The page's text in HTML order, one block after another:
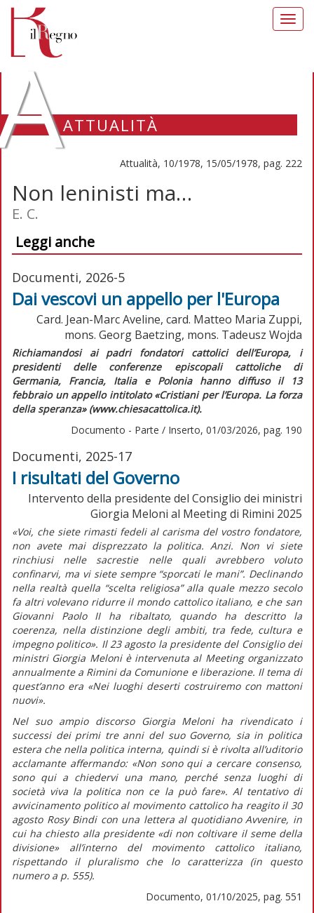
ATTUALITÀ
Attualità, 10/1978, 15/05/1978, pag. 222
Non leninisti ma…
E. C.
Leggi anche
Documenti, 2026-5
Dai vescovi un appello per l'Europa
Card. Jean-Marc Aveline, card. Matteo Maria Zuppi,
mons. Georg Baetzing, mons. Tadeusz Wojda
Richiamandosi ai padri fondatori cattolici dell’Europa, i
presidenti delle conferenze episcopali cattoliche di
Germania, Francia, Italia e Polonia hanno diffuso il 13
febbraio un appello intitolato «Cristiani per l’Europa. La forza
della speranza» (www.chiesacattolica.it).
Documento - Parte / Inserto, 01/03/2026, pag. 190
Documenti, 2025-17
I risultati del Governo
Intervento della presidente del Consiglio dei ministri
Giorgia Meloni al Meeting di Rimini 2025
«Voi, che siete rimasti fedeli al carisma del vostro fondatore,
non avete mai disprezzato la politica. Anzi. Non vi siete
rinchiusi nelle sacrestie nelle quali avrebbero voluto
confinarvi, ma vi siete sempre “sporcati le mani”. Declinando
nella realtà quella “scelta religiosa” alla quale mezzo secolo
fa altri volevano ridurre il mondo cattolico italiano, e che san
Giovanni Paolo II ha ribaltato, quando ha descritto la
coerenza, nella distinzione degli ambiti, tra fede, cultura e
impegno politico». Il 23 agosto la presidente del Consiglio dei
ministri Giorgia Meloni è intervenuta al Meeting organizzato
annualmente a Rimini da Comunione e liberazione. Il tema di
quest’anno era «Nei luoghi deserti costruiremo con mattoni
nuovi».
Nel suo ampio discorso Giorgia Meloni ha rivendicato i
successi dei primi tre anni del suo Governo, sia in politica
estera che nella politica interna, quindi si è rivolta all’uditorio
acclamante affermando:«Non sono qui a cercare consenso,
sono qui a chiedervi una mano, perché senza luoghi di
società viva la politica non ce la può fare». Al tentativo di
avvicinamento politico al movimento cattolico ha reagito il 30
agosto Rosy Bindi con una lettera al quotidianoAvvenire, in
cui ha chiesto alla presidente«di non coltivare il seme della
divisione» all’interno del movimento cattolico italiano,
rispettando il pluralismo che lo caratterizza (inquesto
numero a p. 555).
Documento, 01/10/2025, pag. 551